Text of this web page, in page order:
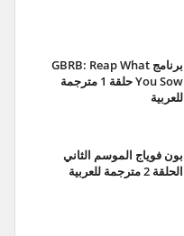
برنامج GBRB: Reap What
You Sow حلقة 1 مترجمة
للعربية
بون فوياج الموسم الثاني
الحلقة 2 مترجمة للعربية